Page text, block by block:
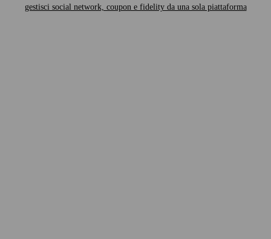
gestisci social network, coupon e fidelity da una sola piattaforma